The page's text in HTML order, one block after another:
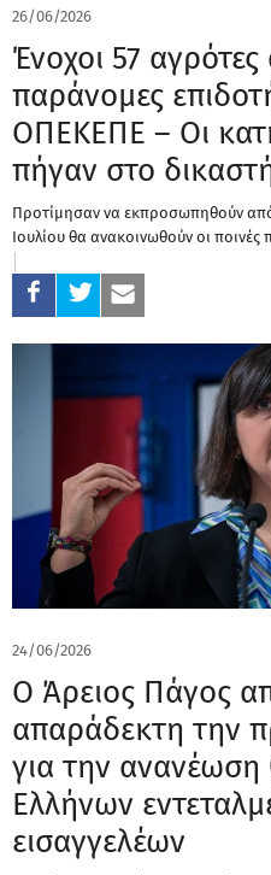
26/06/2026
Ένοχοι 57
παράνομες
ΟΠΕΚΕΠΕ – Οι
πήγαν στο
Προτίμησαν να εκπροσωπηθούν
Ιουλίου θα ανακοινωθούν οι ποινές
24/06/2026
Ο Άρειος Πάγος
απαράδεκτη την
για την ανανέωση
Ελλήνων
εισαγγελέων